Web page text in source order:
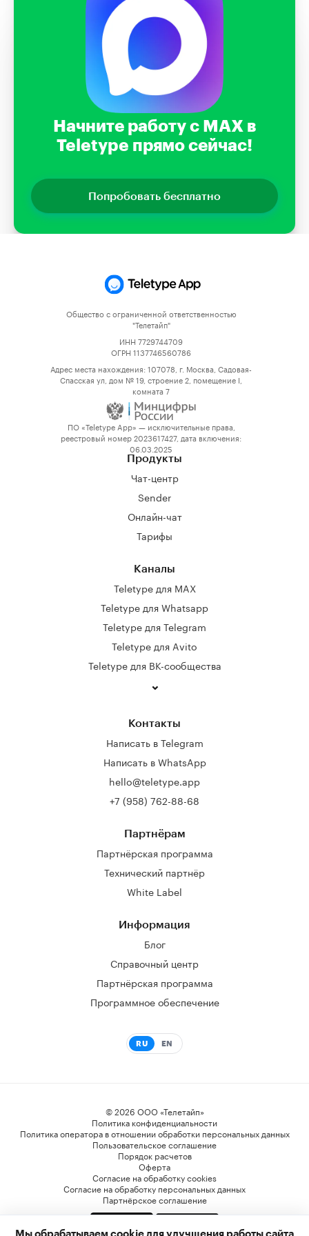
Мы обрабатываем cookie для улучшения работы сайта
Начните работу с MAX в
Teletype прямо сейчас!
Попробовать бесплатно
Общество с ограниченной ответственностью
"Телетайп"
ИНН 7729744709
ОГРН 1137746560786
Адрес места нахождения: 107078, г. Москва, Садовая-
Спасская ул, дом № 19, строение 2, помещение I,
комната 7
ПО «Teletype App» — исключительные права,
реестровый номер 2023617427, дата включения:
06.03.2025
Продукты
Чат-центр
Sender
Онлайн-чат
Тарифы
Каналы
Teletype для MAX
Teletype для Whatsapp
Teletype для Telegram
Teletype для Avito
Teletype для ВК-сообщества
Контакты
Написать в Telegram
Написать в WhatsApp
hello@teletype.app
+7 (958) 762-88-68
Партнёрам
Партнёрская программа
Технический партнёр
White Label
Информация
Блог
Справочный центр
Партнёрская программа
Программное обеспечение
RU EN
© 2026 ООО «Телетайп»
Политика конфиденциальности
Политика оператора в отношении обработки персональных данных
Пользовательское соглашение
Порядок расчетов
Оферта
Согласие на обработку cookies
Согласие на обработку персональных данных
Партнёрское соглашение